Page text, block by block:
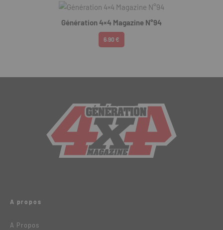
Génération 4×4 Magazine N°94
6.90 €
A propos
A Propos